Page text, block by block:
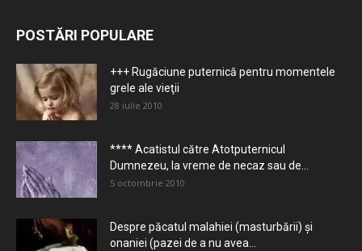
POSTĂRI POPULARE
+++ Rugăciune puternică pentru momentele
grele ale vieţii
28 iulie 2010
**** Acatistul către Atotputernicul
Dumnezeu, la vreme de necaz sau de...
5 octombrie 2010
Despre păcatul malahiei (masturbării) şi
onaniei (pazei de a nu avea...